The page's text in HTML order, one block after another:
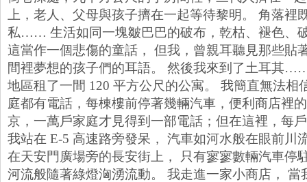
上，老人、父母與孩子擠在一起等待黎明。 角落裡
私…… 生活如同一塊皺巴巴的破布，乾枯、褪色、
這當作一個悲傷的童話， 但我，曾親耳聽見那些貼
間裡夢想的孩子們的耳語。 然後我來到了土耳其
地區租了一間 120 平方公尺的公寓。 我簡直無法相
庭都有電話，每棟樓前停著幾輛汽車，便利商店裡
京，一萬戶家庭才見得到一部電話；但在這裡，每
我站在 E-5 高速路旁發呆， 汽車如河水般在眼前川
在天安門廣場旁的長安街上， 只有寥寥數輛汽車停
河流般隨著綠燈洶湧流動。 我走進一家小商店， 當